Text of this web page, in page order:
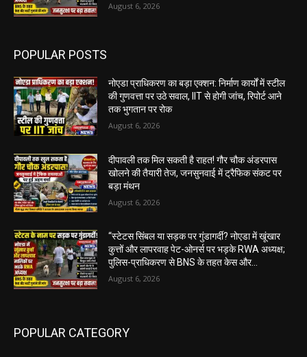
August 6, 2026
POPULAR POSTS
नोएडा प्राधिकरण का बड़ा एक्शन: निर्माण कार्यों में स्टील
की गुणवत्ता पर उठे सवाल, IIT से होगी जांच, रिपोर्ट आने
तक भुगतान पर रोक
August 6, 2026
दीपावली तक मिल सकती है राहत! गौर चौक अंडरपास
खोलने की तैयारी तेज, जनसुनवाई में ट्रैफिक संकट पर
बड़ा मंथन
August 6, 2026
“स्टेटस सिंबल या सड़क पर गुंडागर्दी? नोएडा में खूंखार
कुत्तों और लापरवाह पेट-ओनर्स पर भड़के RWA अध्यक्ष;
पुलिस-प्राधिकरण से BNS के तहत केस और...
August 6, 2026
POPULAR CATEGORY